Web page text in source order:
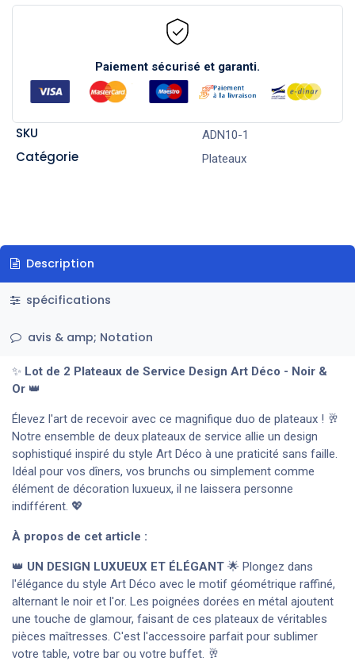
Paiement sécurisé et garanti.
SKU ADN10-1
Catégorie Plateaux
Description
spécifications
avis & amp; Notation
✨ Lot de 2 Plateaux de Service Design Art Déco - Noir &
Or 👑
Élevez l'art de recevoir avec ce magnifique duo de plateaux ! 🥂
Notre ensemble de deux plateaux de service allie un design
sophistiqué inspiré du style Art Déco à une praticité sans faille.
Idéal pour vos dîners, vos brunchs ou simplement comme
élément de décoration luxueux, il ne laissera personne
indifférent. 💖
À propos de cet article :
👑 UN DESIGN LUXUEUX ET ÉLÉGANT 🌟 Plongez dans
l'élégance du style Art Déco avec le motif géométrique raffiné,
alternant le noir et l'or. Les poignées dorées en métal ajoutent
une touche de glamour, faisant de ces plateaux de véritables
pièces maîtresses. C'est l'accessoire parfait pour sublimer
votre table, votre bar ou votre buffet. 🥂